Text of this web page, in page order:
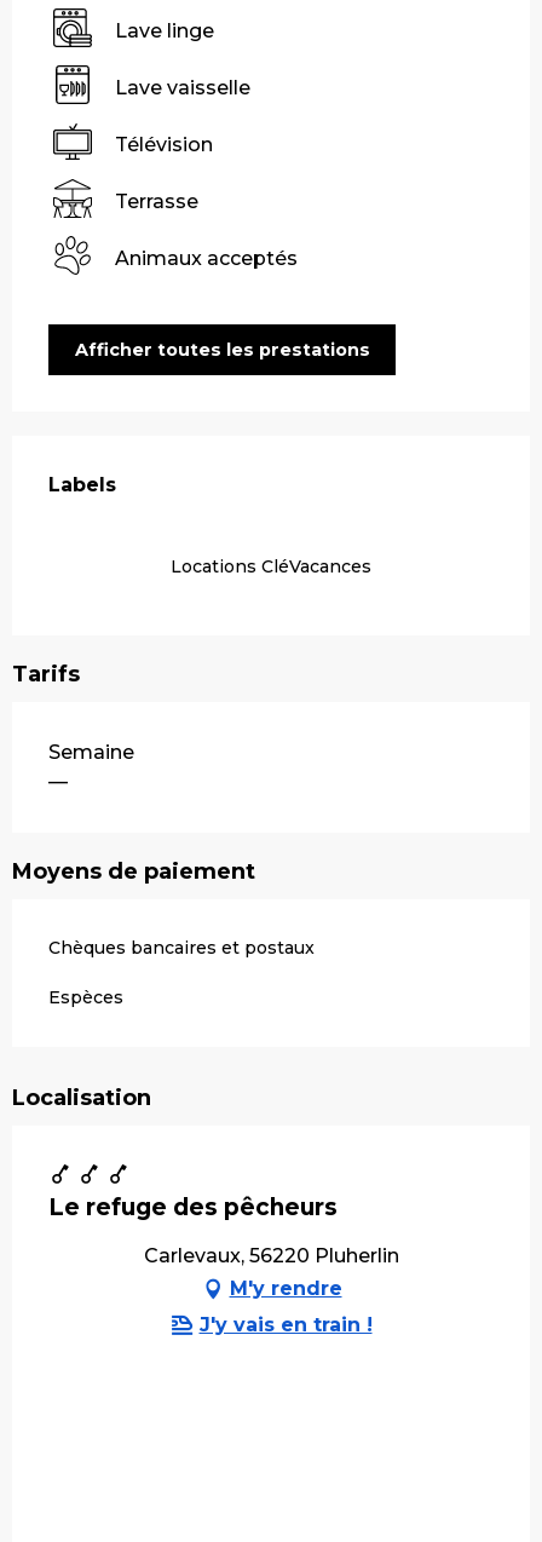
Lave linge
Lave vaisselle
Télévision
Terrasse
Animaux acceptés
Afficher toutes les prestations
Labels
Labels
Locations CléVacances
Tarifs
Tarifs 2026
Semaine
—
Moyens de paiement
Chèques bancaires et postaux
Espèces
Localisation
Le refuge des pêcheurs
Carlevaux, 56220 Pluherlin
M'y rendre
J'y vais en train !